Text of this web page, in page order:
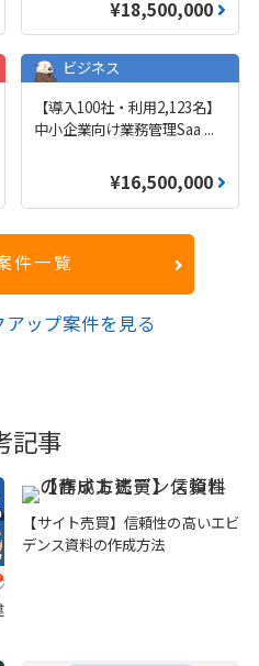
¥18,500,000
ビジネス
【導入100社・利用2,123名】
中小企業向け業務管理Saa ...
¥16,500,000
件一覧
ップ案件を見る
記事
【サイト売買】信頼性の高いエビ
デンス資料の作成方法